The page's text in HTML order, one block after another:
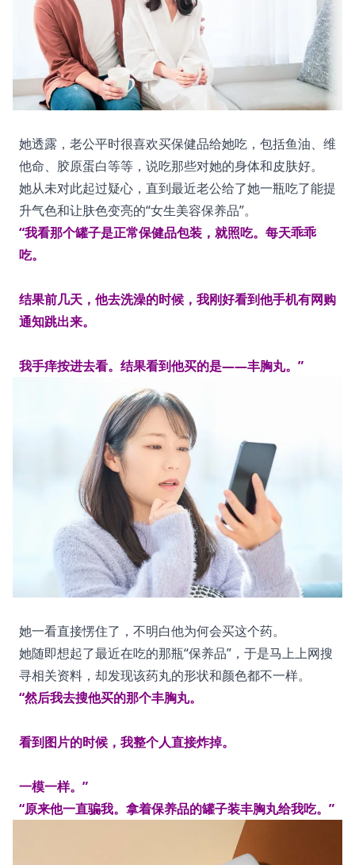
她透露，老公平时很喜欢买保健品给她吃，包括鱼油、维
他命、胶原蛋白等等，说吃那些对她的身体和皮肤好。
她从未对此起过疑心，直到最近老公给了她一瓶吃了能提
升气色和让肤色变亮的“女生美容保养品”。
“我看那个罐子是正常保健品包装，就照吃。每天乖乖
吃。
结果前几天，他去洗澡的时候，我刚好看到他手机有网购
通知跳出来。
我手痒按进去看。结果看到他买的是——丰胸丸。”
她一看直接愣住了，不明白他为何会买这个药。
她随即想起了最近在吃的那瓶“保养品”，于是马上上网搜
寻相关资料，却发现该药丸的形状和颜色都不一样。
“然后我去搜他买的那个丰胸丸。
看到图片的时候，我整个人直接炸掉。
一模一样。”
“原来他一直骗我。拿着保养品的罐子装丰胸丸给我吃。”